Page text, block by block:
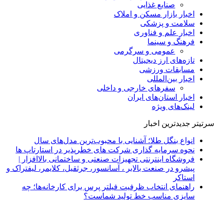
صنایع غذایی
اخبار بازار مسکن و املاک
سلامت و پزشکی
اخبار علم و فناوری
فرهنگ و سینما
عمومی و سرگرمی
تازه‌های ارز دیجیتال
مسابقات ورزشی
اخبار بین‌المللی
سفرهای خارجی و داخلی
اخبار استان‌های ایران
لینک‌های ویژه
سرتیتر جدیدترین اخبار
انواع بنگل طلا؛ آشنایی با محبوب‌ترین مدل‌های سال
نحوه سرمایه‌ گذاری شرکت‌ های خطرپذیر در استارتاپ ها
فروشگاه اینترنتی تجهیزات صنعتی و ساختمانی بالاافزار |
پیشرو در صنعت بالابر ، آسانسور، جرثقیل، کلایمر، لیفتراک و
استاکر
راهنمای انتخاب ظرفیت فیلتر پرس برای کارخانه‌ها؛ چه
سایزی مناسب خط تولید شماست؟